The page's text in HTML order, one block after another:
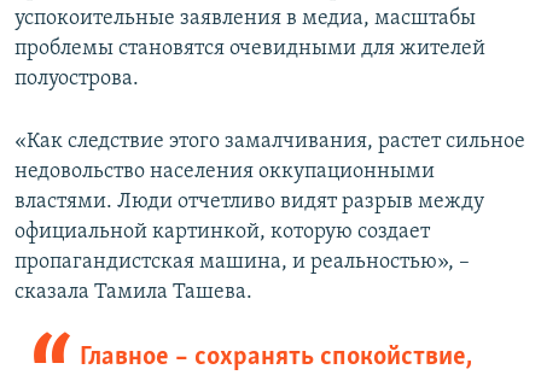
успокоительные заявления в медиа, масштабы
проблемы становятся очевидными для жителей
полуострова.
«Как следствие этого замалчивания, растет сильное
недовольство населения оккупационными
властями. Люди отчетливо видят разрыв между
официальной картинкой, которую создает
пропагандистская машина, и реальностью», –
сказала Тамила Ташева.
Главное – сохранять спокойствие,